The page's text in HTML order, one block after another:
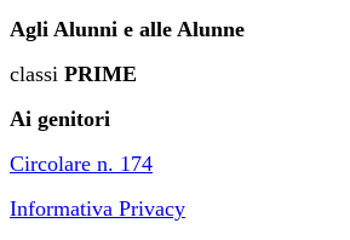
Agli Alunni e alle Alunne
classi PRIME
Ai genitori
Circolare n. 174
Informativa Privacy